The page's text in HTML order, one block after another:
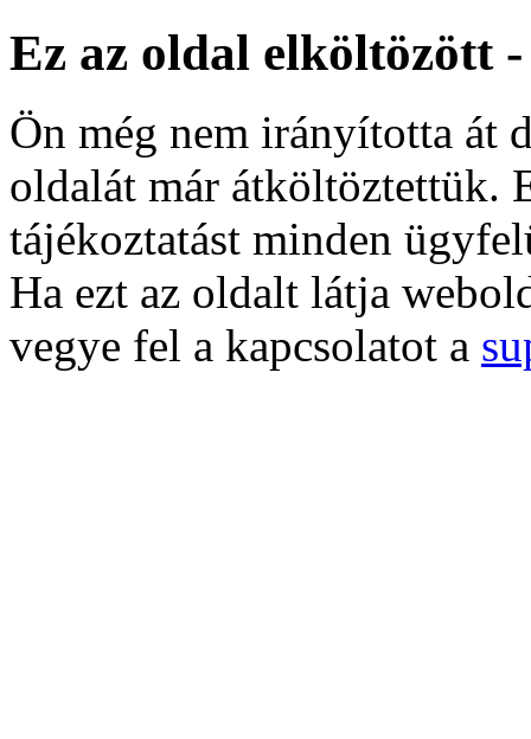
Ez az oldal elköltözött -
Ön még nem irányította át
oldalát már átköltöztettük.
tájékoztatást minden
Ha ezt az oldalt látja
vegye fel a kapcsolatot a